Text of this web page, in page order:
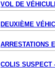
VOL DE
DEUXIÈME
ARRESTATIONS
COLIS SUSPECT